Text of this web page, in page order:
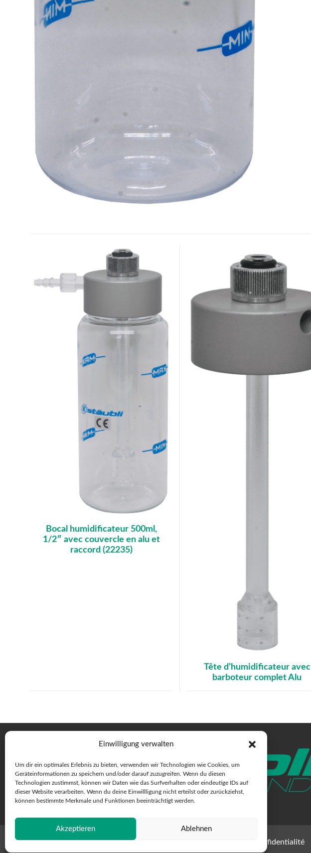
Einwilligung verwalten
Um dir ein optimales Erlebnis zu bieten, verwenden wir Technologien wie Cookies, um
Geräteinformationen zu speichern und/oder darauf zuzugreifen. Wenn du diesen
Technologien zustimmst, können wir Daten wie das Surfverhalten oder eindeutige IDs auf
dieser Website verarbeiten. Wenn du deine Einwillligung nicht erteilst oder zurückziehst,
können bestimmte Merkmale und Funktionen beeinträchtigt werden.
Akzeptieren Ablehnen
Bocal humidificateur 500ml,
1/2″ avec couvercle en alu et
raccord (22235)
Tête d’humidificateur avec
barboteur complet Alu
© 2026 Max Stäubli AG - Toutes droits réservés Charte de confidentialité